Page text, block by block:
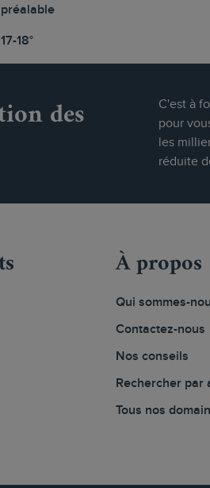
préalable
17-18°
des
C'est à
pour
les
réduite
À propos
Qui sommes-
Contactez-nous
Nos conseils
Rechercher par
Tous nos